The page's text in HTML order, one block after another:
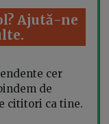
Ajută-ne
cer
de
cititori ca tine.